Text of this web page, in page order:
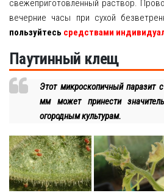
свежеприготовленный раствор.
вечерние часы при сухой
пользуйтесь средствами
Паутинный клещ
Этот микроскопичный паразит
мм может принести
огородным культурам.